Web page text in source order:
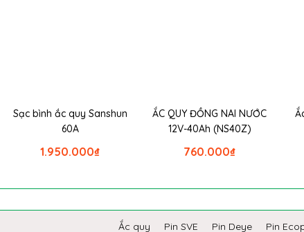
Sạc bình ắc quy Sanshun
60A
₫
1.950.000
ẮC QUY ĐỒNG NAI NƯỚC
12V-40Ah (NS40Z)
₫
760.000
Ắc quy Pin SVE Pin Deye Pin